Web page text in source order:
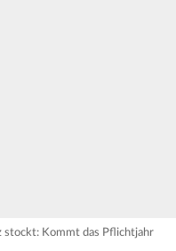
stockt: Kommt das Pflichtjahr